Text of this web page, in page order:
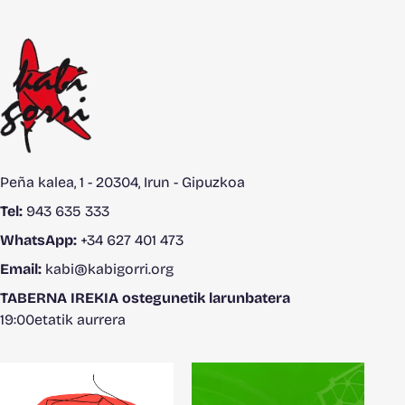
Peña kalea, 1 - 20304, Irun - Gipuzkoa
Tel: 943 635 333
WhatsApp: +34 627 401 473
Email: kabi@kabigorri.org
TABERNA IREKIA ostegunetik larunbatera
19:00etatik aurrera